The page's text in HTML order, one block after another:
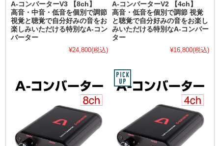
A-コンバーターV3 【8ch】
高音・中音・低音を個別で調節
視覚と聴覚で自分好みの音をお
楽しみいただける特別なA-コン
バーター
¥24,800(税込)
A-コンバーターV2 【4ch】
高音・低音を個別で調節 視覚
と聴覚で自分好みの音をお楽し
みいただける特別なA-コンバー
ター
¥16,800(税込)